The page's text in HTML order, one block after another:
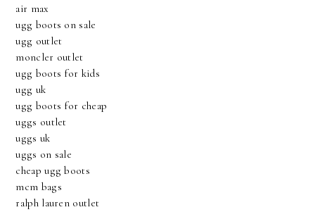
air max
ugg boots on sale
ugg outlet
moncler outlet
ugg boots for kids
ugg uk
ugg boots for cheap
uggs outlet
uggs uk
uggs on sale
cheap ugg boots
mcm bags
ralph lauren outlet